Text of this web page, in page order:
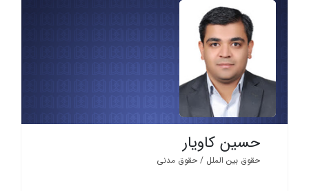
حسین کاویار
حقوق بین الملل / حقوق مدنی